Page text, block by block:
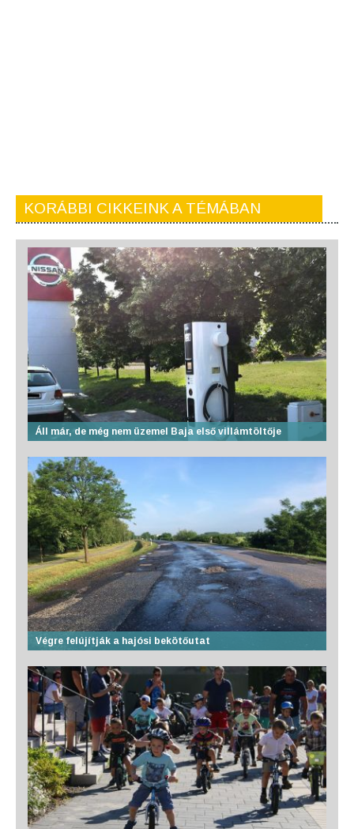
KORÁBBI CIKKEINK A TÉMÁBAN
Áll már, de még nem üzemel Baja első villámtöltője
Végre felújítják a hajósi bekötőutat